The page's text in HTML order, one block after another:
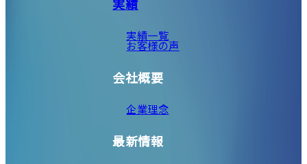
実績一覧
お客様の声
会社概要
企業理念
最新情報